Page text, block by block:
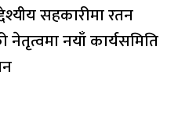
सहकारीमा रतन
नयाँ कार्यसमिति